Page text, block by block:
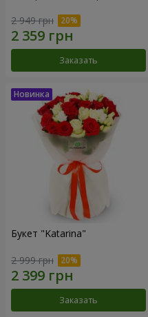
2 949 грн
Заказать
Букет "Katarina"
2 999 грн
Заказать